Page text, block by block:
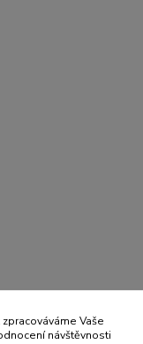
Vaše
návštěvnosti